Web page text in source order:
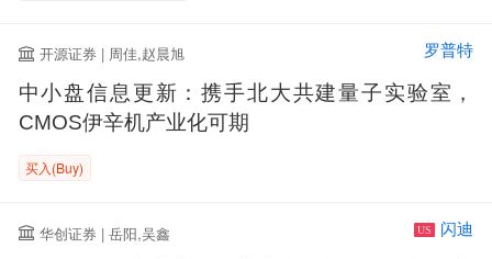
开源证券 | 周佳,赵晨旭 罗普特
中小盘信息更新：携手北大共建量子实验室，
CMOS伊辛机产业化可期
买入(Buy)
华创证券 | 岳阳,吴鑫 US 闪迪